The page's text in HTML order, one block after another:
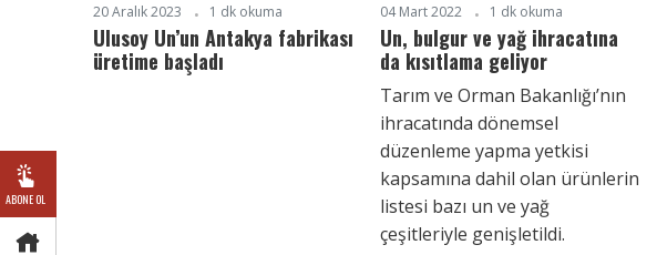
ABONE OL
20 Aralık 2023 1 dk okuma
Ulusoy Un’un Antakya fabrikası
üretime başladı
04 Mart 2022 1 dk okuma
Un, bulgur ve yağ ihracatına
da kısıtlama geliyor
Tarım ve Orman Bakanlığı’nın
ihracatında dönemsel
düzenleme yapma yetkisi
kapsamına dahil olan ürünlerin
listesi bazı un ve yağ
çeşitleriyle genişletildi.